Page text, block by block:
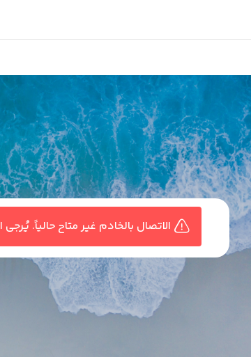
الاتصال بالخادم غير متاح حالياً.